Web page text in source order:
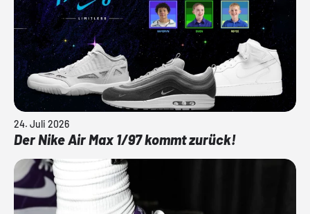
24. Juli 2026
Der Nike Air Max 1/97 kommt zurück!